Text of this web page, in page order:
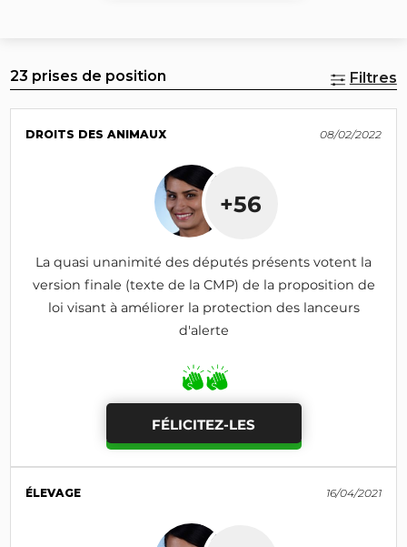
23 prises de position Filtres
DROITS DES ANIMAUX 08/02/2022
+56
La quasi unanimité des députés présents votent la
version finale (texte de la CMP) de la proposition de
loi visant à améliorer la protection des lanceurs
d'alerte
FÉLICITEZ-LES
ÉLEVAGE 16/04/2021